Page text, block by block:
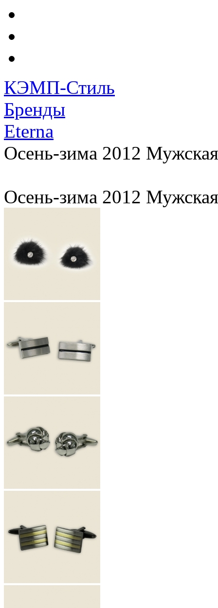
КЭМП-Стиль
Бренды
Eterna
Осень-зима 2012
Осень-зима 2012